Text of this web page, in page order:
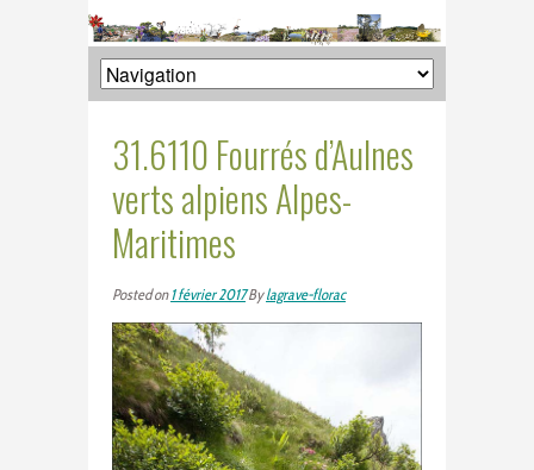
31.6110 Fourrés d’Aulnes
verts alpiens Alpes-
Maritimes
Posted on1 février 2017Bylagrave-florac